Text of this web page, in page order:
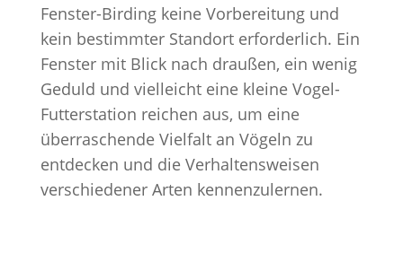
Fenster-Birding keine Vorbereitung und
kein bestimmter Standort erforderlich. Ein
Fenster mit Blick nach draußen, ein wenig
Geduld und vielleicht eine kleine Vogel-
Futterstation reichen aus, um eine
überraschende Vielfalt an Vögeln zu
entdecken und die Verhaltensweisen
verschiedener Arten kennenzulernen.